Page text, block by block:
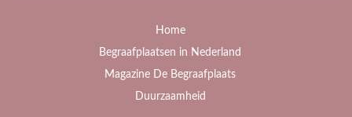
Home
Begraafplaatsen in Nederland
Magazine De Begraafplaats
Duurzaamheid